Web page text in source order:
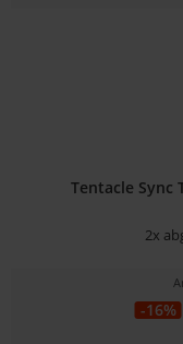
Tentacle Sync
2x
-16%